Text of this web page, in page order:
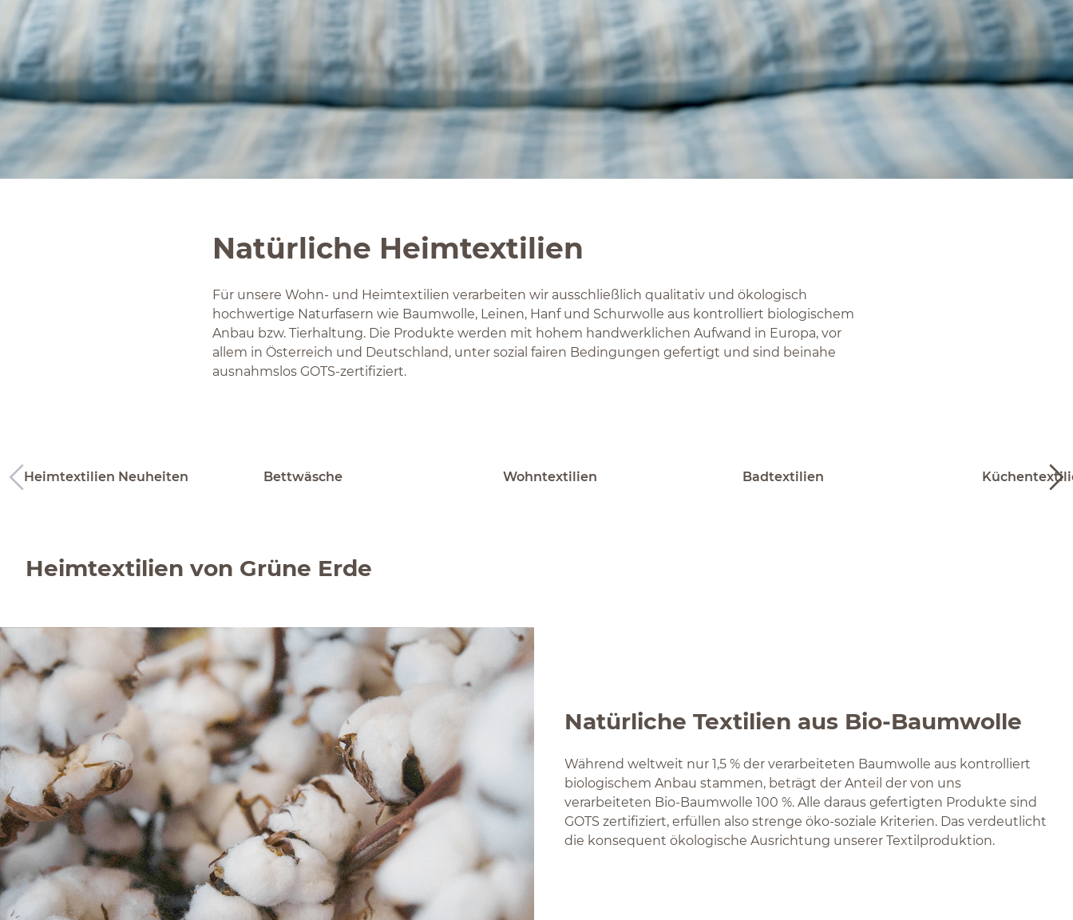
Natürliche Heimtextilien
Für unsere Wohn- und Heimtextilien verarbeiten wir ausschließlich qualitativ und ökologisch
hochwertige Naturfasern wie Baumwolle, Leinen, Hanf und Schurwolle aus kontrolliert biologischem
Anbau bzw. Tierhaltung. Die Produkte werden mit hohem handwerklichen Aufwand in Europa, vor
allem in Österreich und Deutschland, unter sozial fairen Bedingungen gefertigt und sind beinahe
ausnahmslos GOTS-zertifiziert.
Heimtextilien Neuheiten Bettwäsche Wohntextilien Badtextilien
Heimtextilien von Grüne Erde
Natürliche Textilien aus Bio-Baumwolle
Während weltweit nur 1,5 % der verarbeiteten Baumwolle aus kontrolliert
biologischem Anbau stammen, beträgt der Anteil der von uns
verarbeiteten Bio-Baumwolle 100 %. Alle daraus gefertigten Produkte sind
GOTS zertifiziert, erfüllen also strenge öko-soziale Kriterien. Das verdeutlicht
die konsequent ökologische Ausrichtung unserer Textilproduktion.